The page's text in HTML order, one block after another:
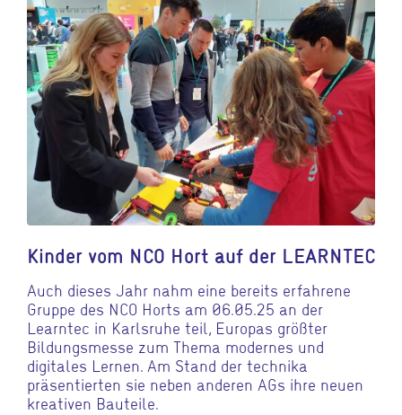
Kinder vom NCO Hort auf der LEARNTEC
Auch dieses Jahr nahm eine bereits erfahrene
Gruppe des NCO Horts am 06.05.25 an der
Learntec in Karlsruhe teil, Europas größter
Bildungsmesse zum Thema modernes und
digitales Lernen. Am Stand der technika
präsentierten sie neben anderen AGs ihre neuen
kreativen Bauteile.